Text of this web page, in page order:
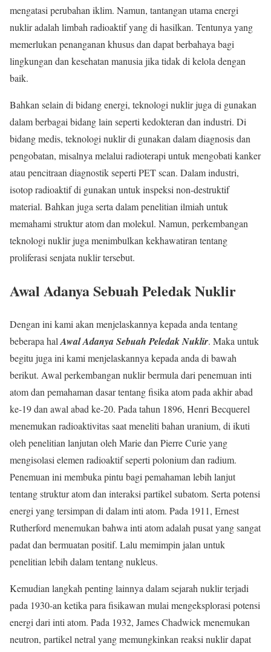
mengatasi perubahan iklim. Namun, tantangan utama energi
nuklir adalah limbah radioaktif yang di hasilkan. Tentunya yang
memerlukan penanganan khusus dan dapat berbahaya bagi
lingkungan dan kesehatan manusia jika tidak di kelola dengan
baik.
Bahkan selain di bidang energi, teknologi nuklir juga di gunakan
dalam berbagai bidang lain seperti kedokteran dan industri. Di
bidang medis, teknologi nuklir di gunakan dalam diagnosis dan
pengobatan, misalnya melalui radioterapi untuk mengobati kanker
atau pencitraan diagnostik seperti PET scan. Dalam industri,
isotop radioaktif di gunakan untuk inspeksi non-destruktif
material. Bahkan juga serta dalam penelitian ilmiah untuk
memahami struktur atom dan molekul. Namun, perkembangan
teknologi nuklir juga menimbulkan kekhawatiran tentang
proliferasi senjata nuklir tersebut.
Awal Adanya Sebuah Peledak Nuklir
Dengan ini kami akan menjelaskannya kepada anda tentang
beberapa hal Awal Adanya Sebuah Peledak Nuklir. Maka untuk
begitu juga ini kami menjelaskannya kepada anda di bawah
berikut. Awal perkembangan nuklir bermula dari penemuan inti
atom dan pemahaman dasar tentang fisika atom pada akhir abad
ke-19 dan awal abad ke-20. Pada tahun 1896, Henri Becquerel
menemukan radioaktivitas saat meneliti bahan uranium, di ikuti
oleh penelitian lanjutan oleh Marie dan Pierre Curie yang
mengisolasi elemen radioaktif seperti polonium dan radium.
Penemuan ini membuka pintu bagi pemahaman lebih lanjut
tentang struktur atom dan interaksi partikel subatom. Serta potensi
energi yang tersimpan di dalam inti atom. Pada 1911, Ernest
Rutherford menemukan bahwa inti atom adalah pusat yang sangat
padat dan bermuatan positif. Lalu memimpin jalan untuk
penelitian lebih dalam tentang nukleus.
Kemudian langkah penting lainnya dalam sejarah nuklir terjadi
pada 1930-an ketika para fisikawan mulai mengeksplorasi potensi
energi dari inti atom. Pada 1932, James Chadwick menemukan
neutron, partikel netral yang memungkinkan reaksi nuklir dapat